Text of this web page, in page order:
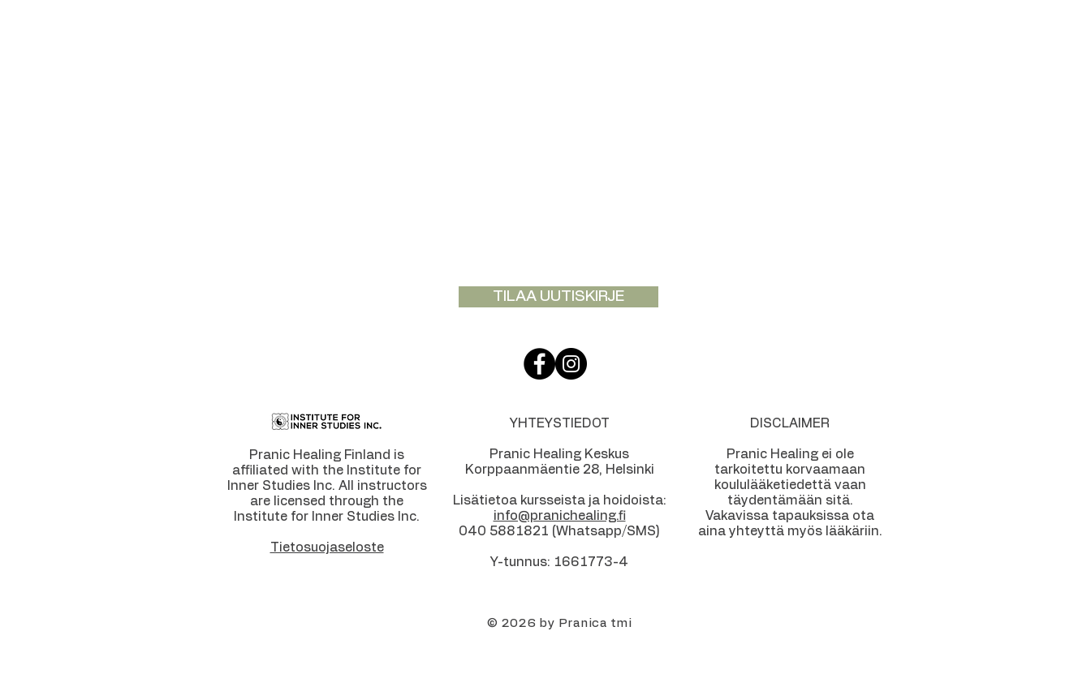
TILAA UUTISKIRJE
Pranic Healing Finland is
affiliated with the Institute for
Inner Studies Inc. All instructors
are licensed through the
Institute for Inner Studies Inc.
Tietosuojaseloste
YHTEYSTIEDOT
Pranic Healing Keskus
Korppaanmäentie 28, Helsinki
Lisätietoa kursseista ja hoidoista:
info@pranichealing.fi
040 5881821 (Whatsapp/SMS)
Y-tunnus: 1661773-4
DISCLAIMER
Pranic Healing ei ole
tarkoitettu korvaamaan
koululääketiedettä vaan
täydentämään sitä.
Vakavissa tapauksissa ota
aina yhteyttä myös lääkäriin.
© 2026 by Pranica tmi